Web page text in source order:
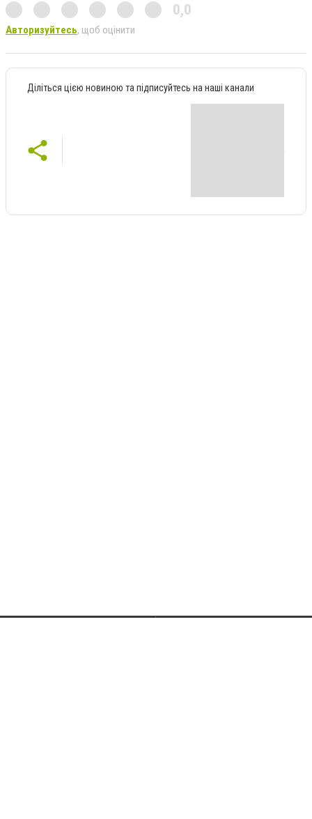
0,0
Авторизуйтесь, щоб оцінити
Діліться цією новиною та підписуйтесь на наші канали